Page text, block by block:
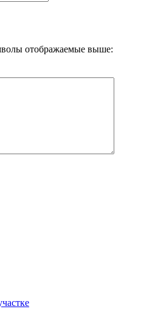
отображаемые выше: